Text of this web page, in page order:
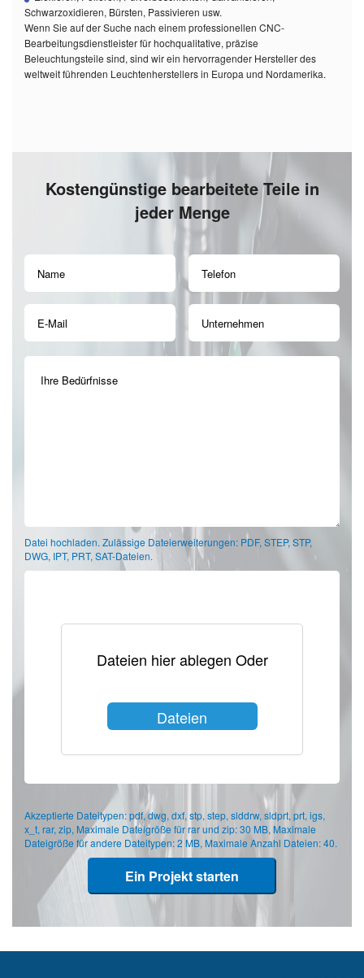
Schwarzoxidieren, Bürsten, Passivieren usw.
Wenn Sie auf der Suche nach einem professionellen CNC-
Bearbeitungsdienstleister für hochqualitative, präzise
Beleuchtungsteile sind, sind wir ein hervorragender Hersteller des
weltweit führenden Leuchtenherstellers in Europa und Nordamerika.
Kostengünstige bearbeitete Teile in
jeder Menge
Datei hochladen. Zulässige Dateierweiterungen: PDF, STEP, STP,
DWG, IPT, PRT, SAT-Dateien.
Dateien hier ablegen Oder
Dateien
Akzeptierte Dateitypen: pdf, dwg, dxf, stp, step, slddrw, sldprt, prt, igs,
x_t, rar, zip, Maximale Dateigröße für rar und zip: 30 MB, Maximale
Dateigröße für andere Dateitypen: 2 MB, Maximale Anzahl Dateien: 40.
Ein Projekt starten